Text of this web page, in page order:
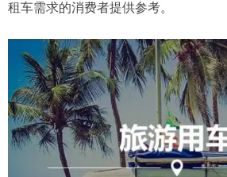
租车需求的消费者提供参考。